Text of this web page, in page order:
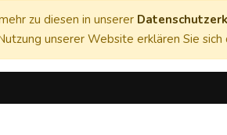
zu diesen in unserer
unserer Website erklären Sie sich